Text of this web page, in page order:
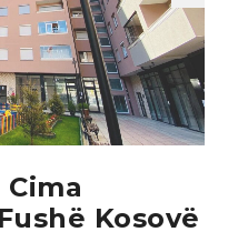
Kosovë